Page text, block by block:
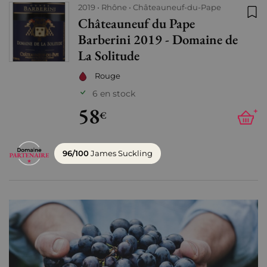
2019 Rhône Châteauneuf-du-Pape
Châteauneuf du Pape
Barberini 2019 - Domaine de
La Solitude
Rouge
6 en stock
58€ +
96/100James Suckling